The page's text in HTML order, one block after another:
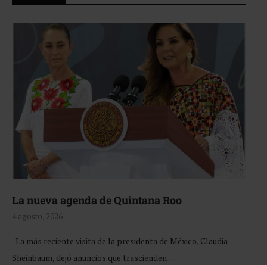
La nueva agenda de Quintana Roo
4 agosto, 2026
La más reciente visita de la presidenta de México, Claudia
Sheinbaum, dejó anuncios que trascienden …